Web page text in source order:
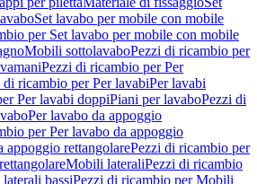
Set lavabo per mobile con mobile
per Set lavabo per mobile con mobile
Mobili sottolavaboPezzi di ricambio per
Pezzi di ricambio per Per
di ricambio per Per lavabiPer lavabi
Per lavabi doppiPiani per lavaboPezzi di
Per lavabo da appoggio
per Per lavabo da appoggio
appoggio rettangolarePezzi di ricambio per
Mobili lateraliPezzi di ricambio
bassiPezzi di ricambio per Mobili